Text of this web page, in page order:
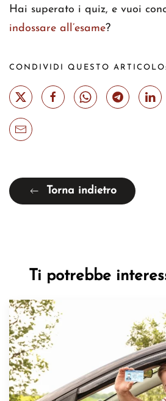
Hai superato i quiz, e vuoi
indossare all’esame?
CONDIVIDI QUESTO ARTICOLO:
Torna indietro
Ti potrebbe